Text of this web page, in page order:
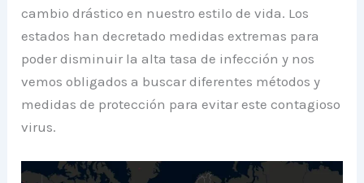
cambio drástico en nuestro estilo de vida. Los
estados han decretado medidas extremas para
poder disminuir la alta tasa de infección y nos
vemos obligados a buscar diferentes métodos y
medidas de protección para evitar este contagioso
virus.